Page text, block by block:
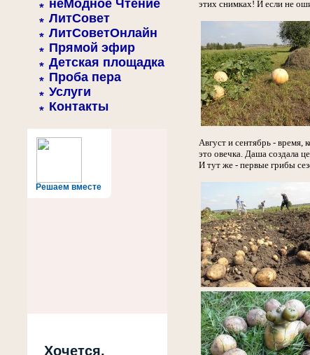
неМодное Чтение
ЛитСовет
ЛитСоветОнлайн
Прямой эфир
Детская площадка
Проба пера
Услуги
Контакты
Решаем вместе
Хочется,
этих снимках! И если не
Август и сентябрь - время,
это овечка. Даша создала
И тут же - первые грибы